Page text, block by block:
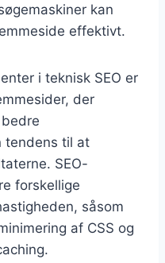
kan
effektivt.
i teknisk SEO er
der
tendens til at
SEO-
forskellige
såsom
af CSS og